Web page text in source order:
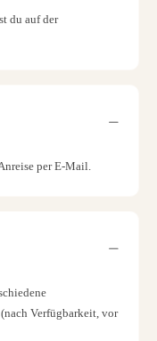
du auf der
per E-Mail.
Verfügbarkeit, vor